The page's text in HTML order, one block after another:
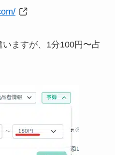
ますが、1分100円〜占